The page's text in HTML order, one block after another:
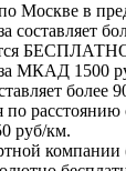
Москве в
составляет
МКАД 1500
более
по
руб/км.